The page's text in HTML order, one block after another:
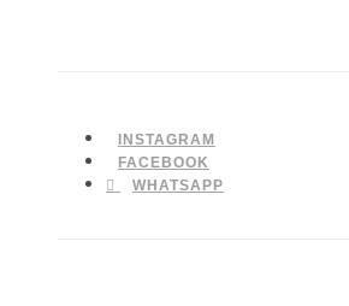
INSTAGRAM
FACEBOOK
WHATSAPP